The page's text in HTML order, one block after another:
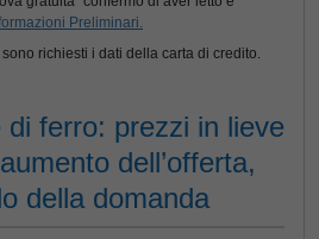
Preliminari.
richiesti i dati della carta di credito.
di ferro: prezzi in lieve
dell’offerta,
della domanda